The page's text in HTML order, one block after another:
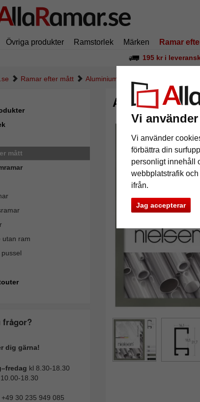
Vi
Vi använder
förbättra din
personligt innehåll
webbplatstrafik
ifrån.
Jag accepterar
Övriga produkter Ramstorlek Märken Ramar
195 kr i
Ramar efter mått Aluminiumramar
mått
utan ram
frågor?
dig gärna!
kl 8.30-18.30
10.00-18.30
+49 30 235 949 085
Aluminiumram